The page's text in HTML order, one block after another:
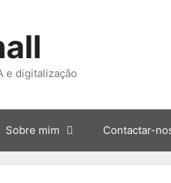
e digitalização
Sobre mim Contactar-